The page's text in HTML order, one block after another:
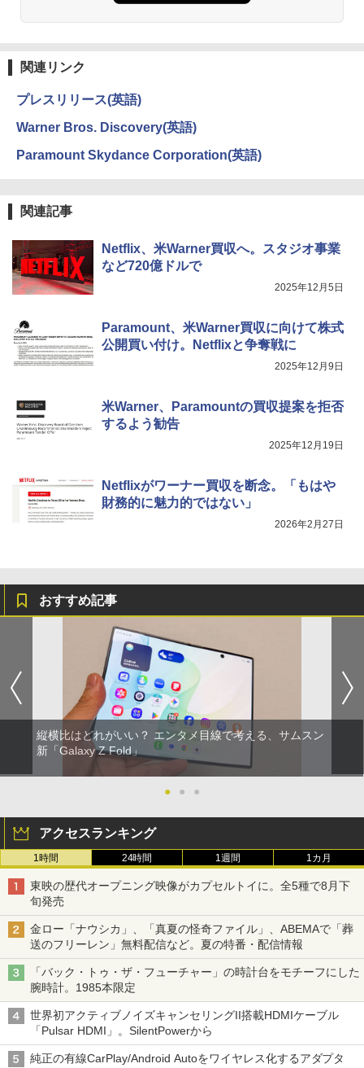
関連リンク
プレスリリース(英語)
Warner Bros. Discovery(英語)
Paramount Skydance Corporation(英語)
関連記事
Netflix、米Warner買収へ。スタジオ事業
など720億ドルで
2025年12月5日
Paramount、米Warner買収に向けて株式
公開買い付け。Netflixと争奪戦に
2025年12月9日
米Warner、Paramountの買収提案を拒否
するよう勧告
2025年12月19日
Netflixがワーナー買収を断念。「もはや
財務的に魅力的ではない」
2026年2月27日
おすすめ記事
縦横比はどれがいい？ エンタメ目線で考える、サムスン
新「Galaxy Z Fold」
● ● ●
アクセスランキング
1時間 24時間 1週間 1カ月
東映の歴代オープニング映像がカプセルトイに。全5種で8月下
旬発売
金ロー「ナウシカ」、「真夏の怪奇ファイル」、ABEMAで「葬
送のフリーレン」無料配信など。夏の特番・配信情報
「バック・トゥ・ザ・フューチャー」の時計台をモチーフにした
腕時計。1985本限定
世界初アクティブノイズキャンセリングII搭載HDMIケーブル
「Pulsar HDMI」。SilentPowerから
純正の有線CarPlay/Android Autoをワイヤレス化するアダプタ